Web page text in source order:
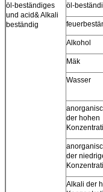
öl-beständiges
und acid& Alkali
beständig
öl-
Alkohol
Mäk
Wasser
der hohen
der
Alkali der